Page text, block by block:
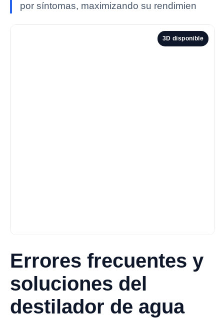
por síntomas, maximizando su rendimien
3D disponible
Errores frecuentes y
soluciones del
destilador de agua